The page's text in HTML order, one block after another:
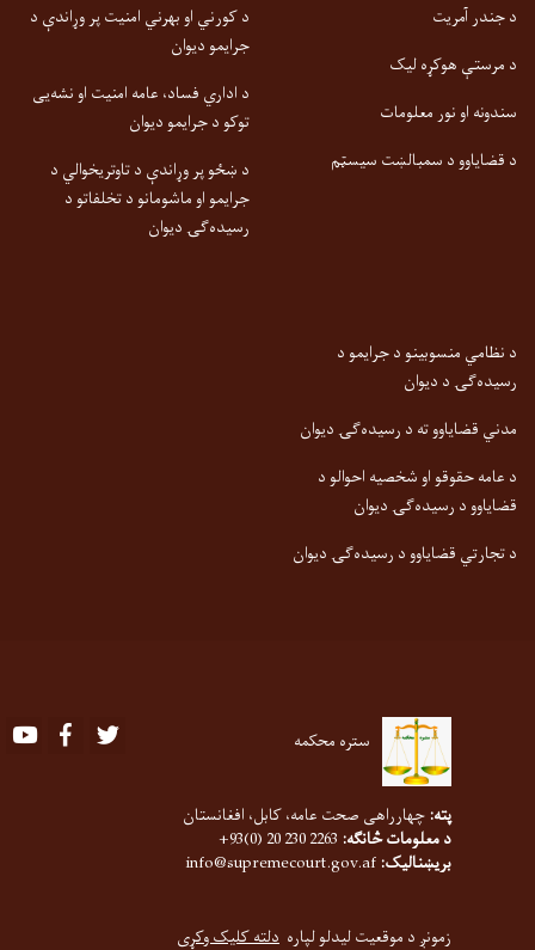
د جندر آمریت
د مرستې هوکړه لیک
سندونه او نور معلومات
د قضایاوو د سمبالښت سیسټم
د کورني او بهرني امنیت پر وړاندې د
جرایمو دیوان
د اداري فساد، عامه امنیت او نشه‌یی
توکو د جرایمو دیوان
د ښځو پر وړاندې د تاوتریخوالي د
جرایمو او ماشومانو د تخلفاتو د
رسیده‌ګۍ دیوان
د نظامي منسوبینو د جرایمو د
رسیده‌ګۍ د دیوان
مدني قضایاوو ته د رسیده‌ګۍ دیوان
د عامه حقوقو او شخصیه احوالو د
قضایاوو د رسیده‌ګۍ دیوان
د تجارتي قضایاوو د رسیده‌ګۍ دیوان
ستره محکمه Youtube Facebook
پته: چهارراهی صحت عامه، کابل، افغانستان
د معلومات څانګه: 2263 230 20 (0)93+
بریښنالیک: info@supremecourt.gov.af
زمونږ د موقعیت لیدلو لپاره دلته کلیک وکړی